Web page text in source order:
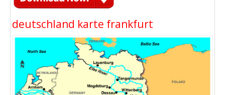
deutschland karte frankfurt